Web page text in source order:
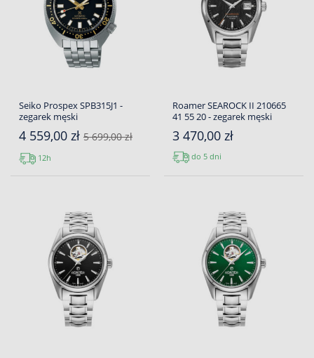
Seiko Prospex SPB315J1 -
zegarek męski
4 559,00 zł 5 699,00 zł
12h
Roamer SEAROCK II 210665
41 55 20 - zegarek męski
3 470,00 zł
do 5 dni